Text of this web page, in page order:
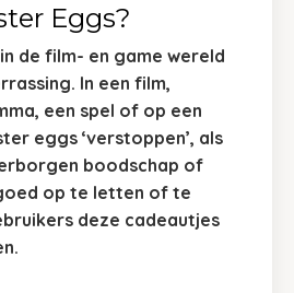
Eggs?
de film- en game wereld
In een film,
een spel of op een
eggs ‘verstoppen’, als
boodschap of
op te letten of te
deze cadeautjes